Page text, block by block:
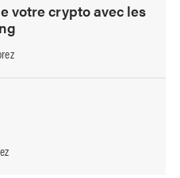
votre crypto avec les